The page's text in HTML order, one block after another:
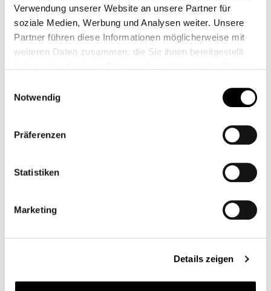
Verwendung unserer Website an unsere Partner für
soziale Medien, Werbung und Analysen weiter. Unsere
Partner führen diese Informationen möglicherweise mit
weiteren Daten zusammen, die Sie ihnen bereitgestellt
Notwendig
Präferenzen
Statistiken
Marketing
Details zeigen